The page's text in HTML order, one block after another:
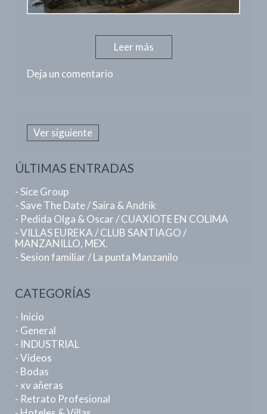
Leer más
Deja un comentario
Ver siguiente
ÚLTIMAS ENTRADAS
- Sice Group
- Save The Date / Saira & Andrik
- Pedida Olga & Oscar / CUAXIOTE EN COLIMA
- VILLAS EUREKA / CLUB SANTIAGO /
MANZANILLO, MEX.
- Sesion familiar / La punta Manzanilo
CATEGORÍAS
- Inicio
- General
- INDUSTRIAL
- Videos
- Bodas
- xv añeras
- Retrato Profesional